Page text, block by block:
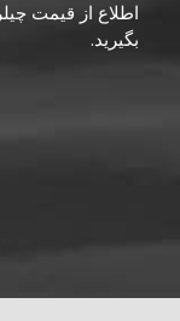
اطلاع از قیمت
بگیرید.